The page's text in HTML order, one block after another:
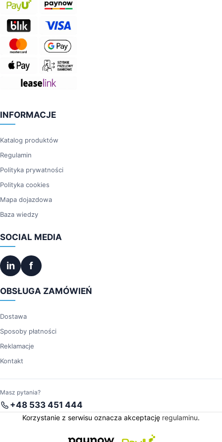
INFORMACJE
Katalog produktów
Regulamin
Polityka prywatności
Polityka cookies
Mapa dojazdowa
Baza wiedzy
SOCIAL MEDIA
in f
OBSŁUGA ZAMÓWIEŃ
Dostawa
Sposoby płatności
Reklamacje
Kontakt
Masz pytania?
+48 533 451 444
Korzystanie z serwisu oznacza akceptację regulaminu.